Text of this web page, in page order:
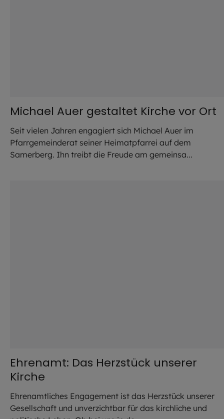
Michael Auer gestaltet Kirche vor Ort
Seit vielen Jahren engagiert sich Michael Auer im
Pfarrgemeinderat seiner Heimatpfarrei auf dem
Samerberg. Ihn treibt die Freude am gemeinsa...
Ehrenamt: Das Herzstück unserer
Kirche
Ehrenamtliches Engagement ist das Herzstück unserer
Gesellschaft und unverzichtbar für das kirchliche und